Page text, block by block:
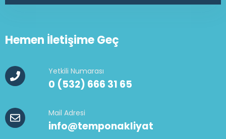
Hemen İletişime Geç
Yetkili Numarası
0 (532) 666 31 65
Mail Adresi
info@temponakliyat